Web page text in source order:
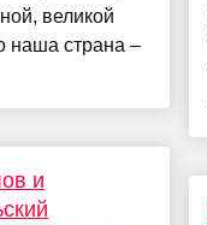
великой
наша страна –
и